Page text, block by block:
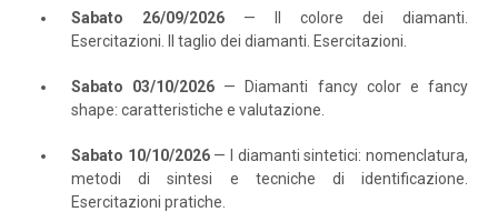
Sabato 26/09/2026 — Il colore dei diamanti.
Esercitazioni. Il taglio dei diamanti. Esercitazioni.
Sabato 03/10/2026 — Diamanti fancy color e fancy
shape: caratteristiche e valutazione.
Sabato 10/10/2026— I diamanti sintetici: nomenclatura,
metodi di sintesi e tecniche di identificazione.
Esercitazioni pratiche.